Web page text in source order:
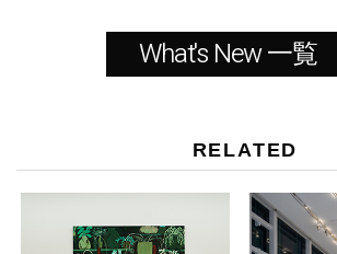
What's New 一覧
RELATED